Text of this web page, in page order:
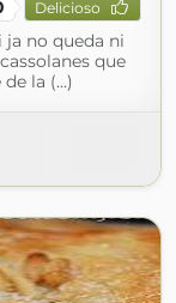
Delicioso
ja no queda ni
que
la (...)